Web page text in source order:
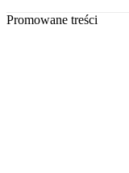
Promowane treści